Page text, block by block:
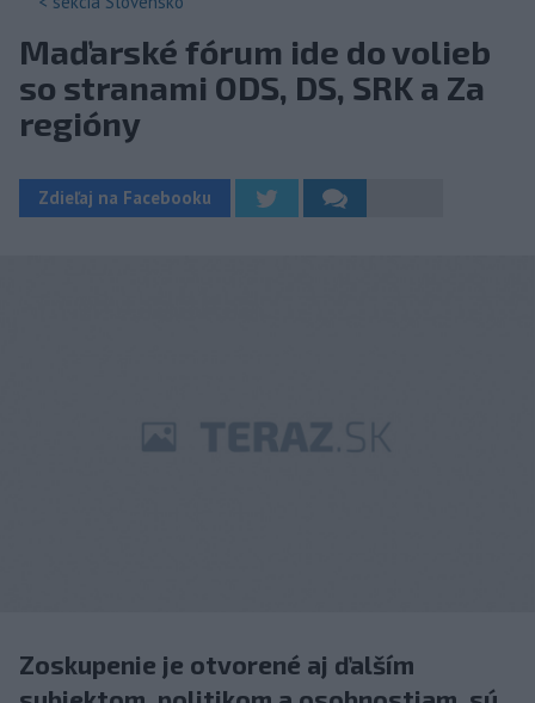
Maďarské fórum ide do volieb
so stranami ODS, DS, SRK a Za
regióny
Zdieľaj na Facebooku
Zoskupenie je otvorené aj ďalším